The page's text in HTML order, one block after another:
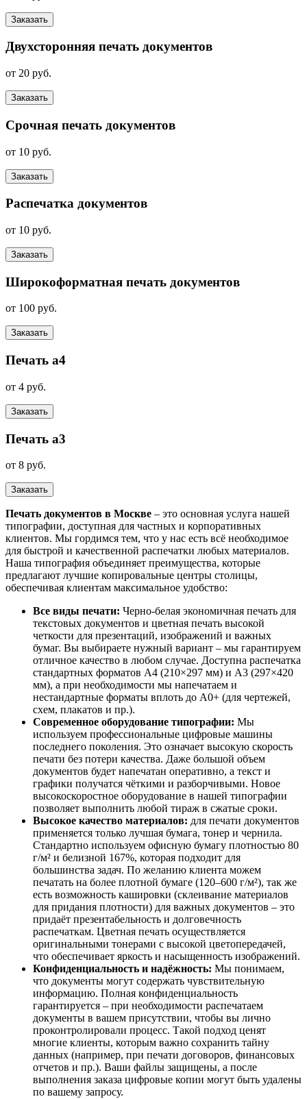
Заказать
Двухсторонняя печать документов
от 20 руб.
Заказать
Срочная печать документов
от 10 руб.
Заказать
Распечатка документов
от 10 руб.
Заказать
Широкоформатная печать документов
от 100 руб.
Заказать
Печать а4
от 4 руб.
Заказать
Печать а3
от 8 руб.
Заказать
Печать документов в Москве – это основная услуга нашей
типографии, доступная для частных и корпоративных
клиентов. Мы гордимся тем, что у нас есть всё необходимое
для быстрой и качественной распечатки любых материалов.
Наша типография объединяет преимущества, которые
предлагают лучшие копировальные центры столицы,
обеспечивая клиентам максимальное удобство:
Все виды печати: Черно-белая экономичная печать для
текстовых документов и цветная печать высокой
четкости для презентаций, изображений и важных
бумаг. Вы выбираете нужный вариант – мы гарантируем
отличное качество в любом случае. Доступна распечатка
стандартных форматов A4 (210×297 мм) и A3 (297×420
мм), а при необходимости мы напечатаем и
нестандартные форматы вплоть до A0+ (для чертежей,
схем, плакатов и пр.).
Современное оборудование типографии: Мы
используем профессиональные цифровые машины
последнего поколения. Это означает высокую скорость
печати без потери качества. Даже большой объем
документов будет напечатан оперативно, а текст и
графики получатся чёткими и разборчивыми. Новое
высокоскоростное оборудование в нашей типографии
позволяет выполнить любой тираж в сжатые сроки.
Высокое качество материалов: для печати документов
применяется только лучшая бумага, тонер и чернила.
Стандартно используем офисную бумагу плотностью 80
г/м² и белизной 167%, которая подходит для
большинства задач. По желанию клиента можем
печатать на более плотной бумаге (120–600 г/м²), так же
есть возможность кашировки (склеивание материалов
для придания плотности) для важных документов – это
придаёт презентабельность и долговечность
распечаткам. Цветная печать осуществляется
оригинальными тонерами с высокой цветопередачей,
что обеспечивает яркость и насыщенность изображений.
Конфиденциальность и надёжность: Мы понимаем,
что документы могут содержать чувствительную
информацию. Полная конфиденциальность
гарантируется – при необходимости распечатаем
документы в вашем присутствии, чтобы вы лично
проконтролировали процесс. Такой подход ценят
многие клиенты, которым важно сохранить тайну
данных (например, при печати договоров, финансовых
отчетов и пр.). Ваши файлы защищены, а после
выполнения заказа цифровые копии могут быть удалены
по вашему запросу.